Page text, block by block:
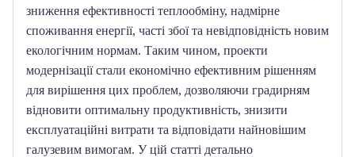
зниження ефективності теплообміну, надмірне
споживання енергії, часті збої та невідповідність новим
екологічним нормам. Таким чином, проекти
модернізації стали економічно ефективним рішенням
для вирішення цих проблем, дозволяючи градирням
відновити оптимальну продуктивність, знизити
експлуатаційні витрати та відповідати найновішим
галузевим вимогам. У цій статті детально